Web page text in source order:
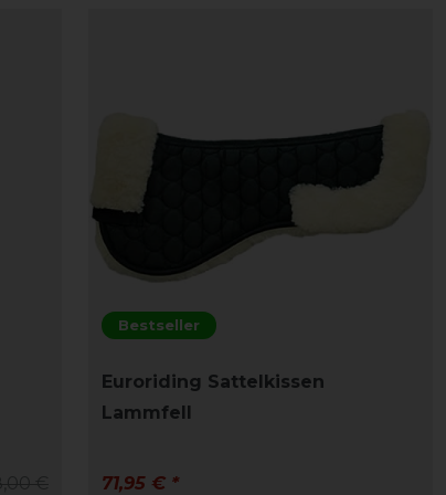
Bestseller
Euroriding Sattelkissen
Lammfell
71,95 € *